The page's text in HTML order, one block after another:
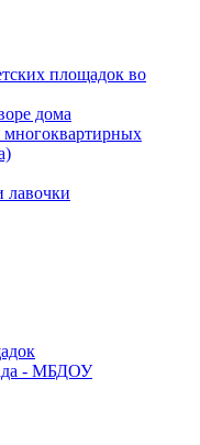
площадок во
дома
лавочки
- МБДОУ